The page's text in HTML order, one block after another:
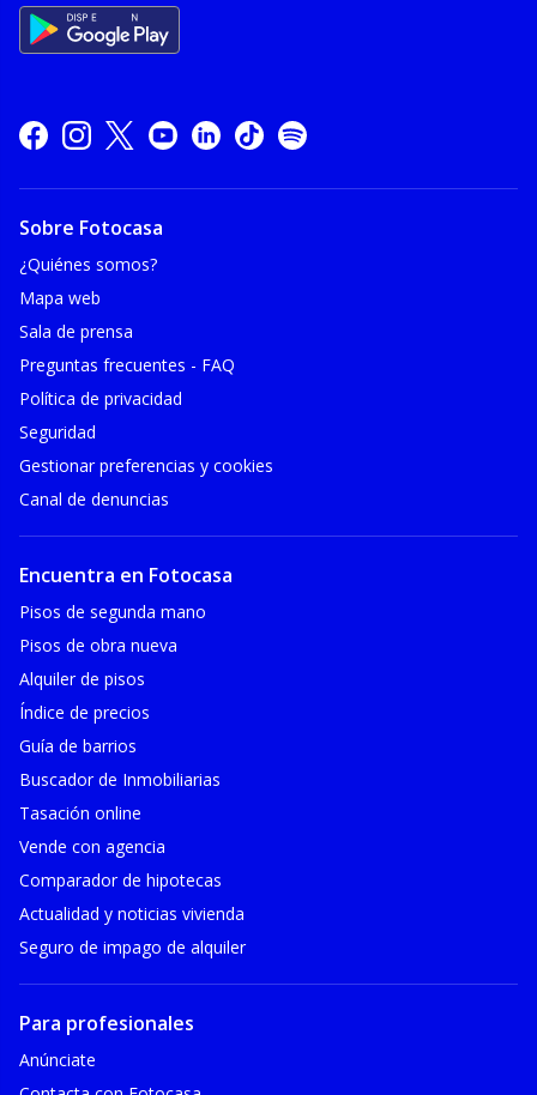
Sobre Fotocasa
¿Quiénes somos?
Mapa web
Sala de prensa
Preguntas frecuentes - FAQ
Política de privacidad
Seguridad
Gestionar preferencias y cookies
Canal de denuncias
Encuentra en Fotocasa
Pisos de segunda mano
Pisos de obra nueva
Alquiler de pisos
Índice de precios
Guía de barrios
Buscador de Inmobiliarias
Tasación online
Vende con agencia
Comparador de hipotecas
Actualidad y noticias vivienda
Seguro de impago de alquiler
Para profesionales
Anúnciate